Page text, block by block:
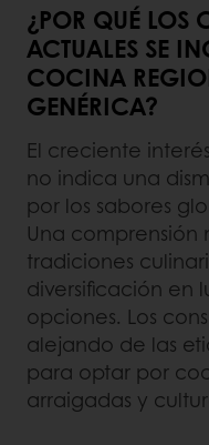
¿POR QUÉ LOS
ACTUALES SE
COCINA
GENÉRICA?
El creciente
no indica una
por los sabores
Una comprensión
tradiciones
diversificación en
opciones. Los
alejando de las
para optar por
arraigadas y